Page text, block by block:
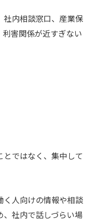
社内相談窓口、産業保
害関係が近すぎない
ではなく、集中して
く人向けの情報や相談
社内で話しづらい場